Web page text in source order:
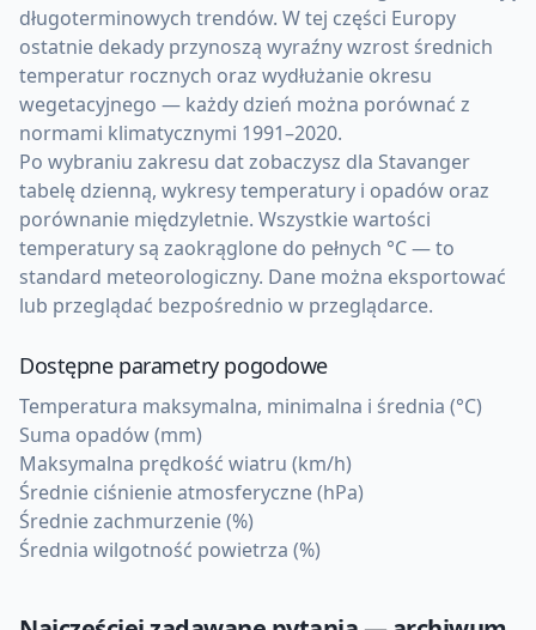
długoterminowych trendów. W tej części Europy
ostatnie dekady przynoszą wyraźny wzrost średnich
temperatur rocznych oraz wydłużanie okresu
wegetacyjnego — każdy dzień można porównać z
normami klimatycznymi 1991–2020.
Po wybraniu zakresu dat zobaczysz dla Stavanger
tabelę dzienną, wykresy temperatury i opadów oraz
porównanie międzyletnie. Wszystkie wartości
temperatury są zaokrąglone do pełnych °C — to
standard meteorologiczny. Dane można eksportować
lub przeglądać bezpośrednio w przeglądarce.
Dostępne parametry pogodowe
Temperatura maksymalna, minimalna i średnia (°C)
Suma opadów (mm)
Maksymalna prędkość wiatru (km/h)
Średnie ciśnienie atmosferyczne (hPa)
Średnie zachmurzenie (%)
Średnia wilgotność powietrza (%)